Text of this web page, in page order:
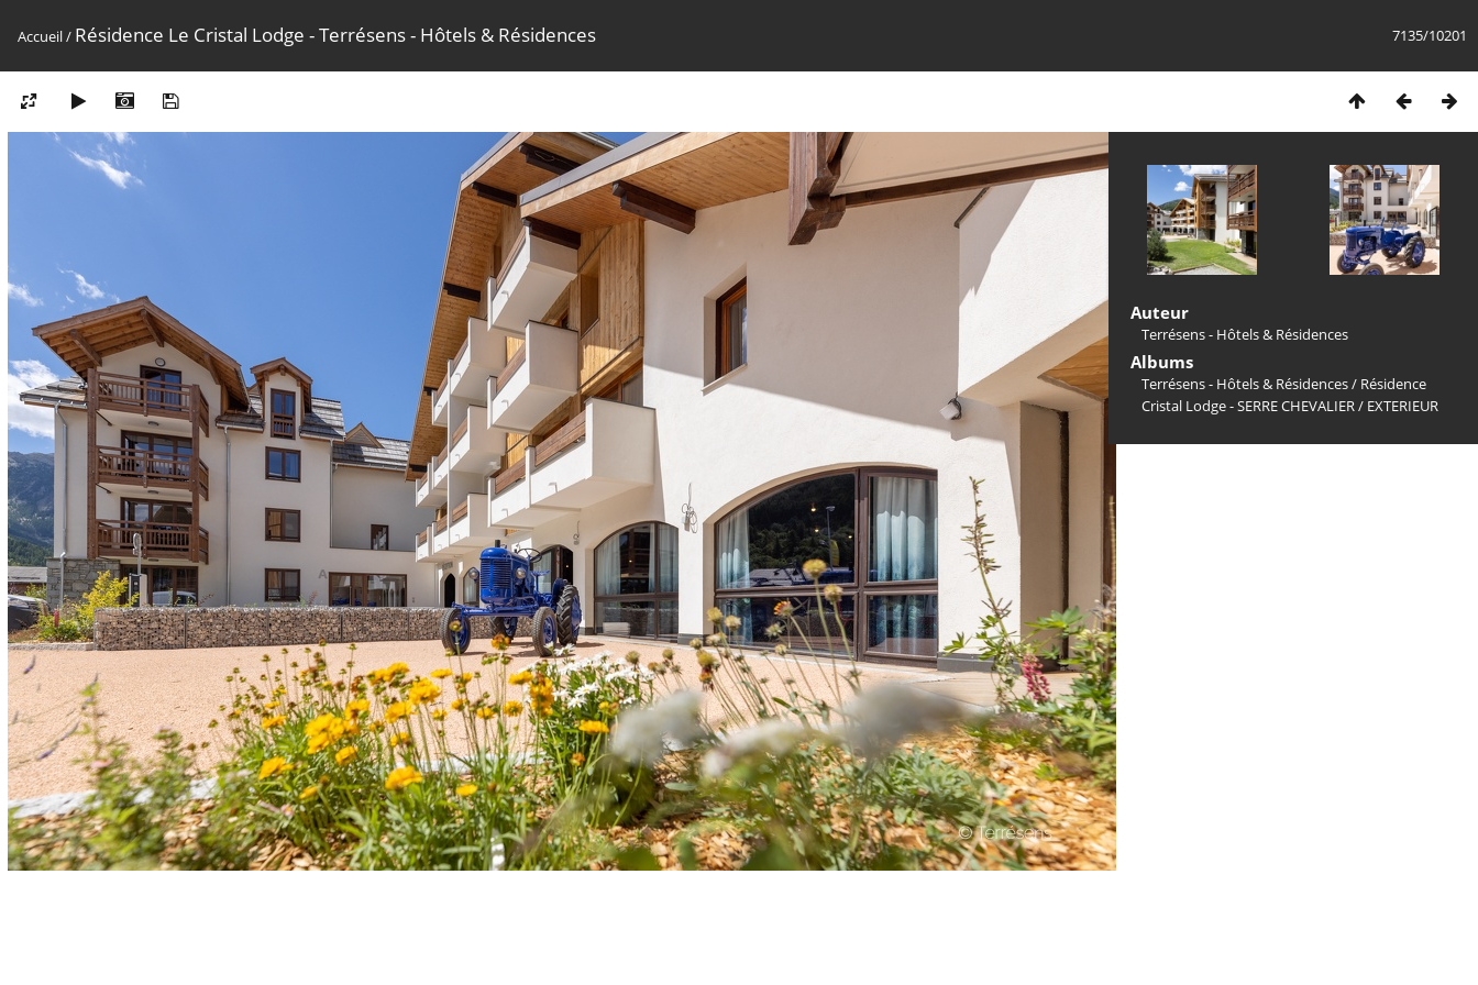
7135/10201
Accueil/ Résidence Le Cristal Lodge - Terrésens - Hôtels & Résidences
Auteur
Terrésens - Hôtels & Résidences
Albums
Terrésens - Hôtels & Résidences/ Résidence
Cristal Lodge - SERRE CHEVALIER/ EXTERIEUR